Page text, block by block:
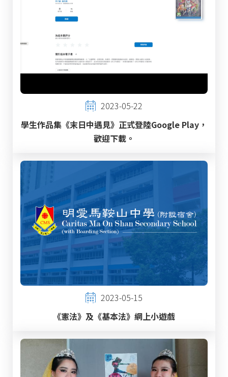
2023-05-22
學生作品集《末日中遇見》正式登陸Google Play，
歡迎下載。
2023-05-15
《憲法》及《基本法》網上小遊戲